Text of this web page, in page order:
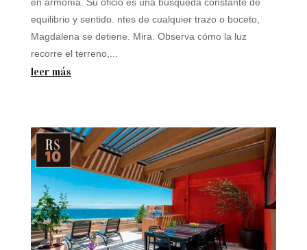
en armonía. Su oficio es una búsqueda constante de
equilibrio y sentido. ntes de cualquier trazo o boceto,
Magdalena se detiene. Mira. Observa cómo la luz
recorre el terreno,...
leer más